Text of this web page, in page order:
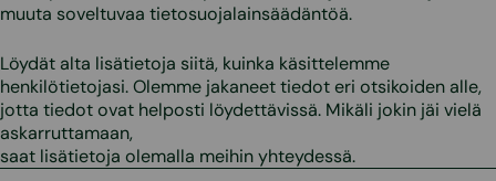
muuta soveltuvaa tietosuojalainsäädäntöä.
Löydät alta lisätietoja siitä, kuinka käsittelemme
henkilötietojasi. Olemme jakaneet tiedot eri otsikoiden alle,
jotta tiedot ovat helposti löydettävissä. Mikäli jokin jäi vielä
askarruttamaan,
saat lisätietoja olemalla meihin yhteydessä.